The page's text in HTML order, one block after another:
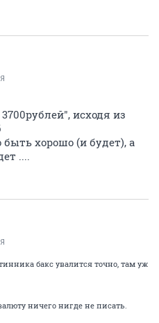
исходя из
хорошо (и будет), а
....
бакс увалится точно, там уж
ничего нигде не писать.